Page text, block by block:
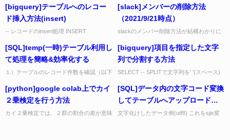
[bigquery]テーブルへのレコー
ド挿入方法(insert)
-- レコードのinsert処理 INSERT
VALUES ('みかん...
[slack]メンバーの削除方法
（2021/9/21時点）
slackのメンバー削除方法が結構わかりに
す。 1. slackの画面左上にあるワークスペ
ース名をクリッ...
[SQL]temp(一時)テーブル利用し
て処理を簡略&効率化する
１）テーブルのレコード件数を確認（以下
count(*) from pay_log; 8,089...
[bigquery]項目を指定した文字
列で分割する方法
SELECT -- SPLITで文字列を' '(スペース)
SPLIT("hello world eve...
[python]google colab上でカイ
２乗検定を行う方法
カイ２乗検定では、２群の割合の差が意味
[SQL]データ内の文字コード変換
してテーブルへアップロードす
る方法
文字化けしたデータ例(utf8) これをsjis変